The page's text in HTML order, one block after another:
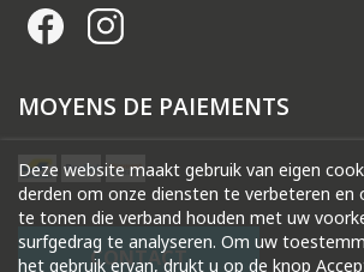
Deze website maakt gebruik van eigen
derden om onze diensten te verbeteren en
te tonen die verband houden met uw
surfgedrag te analyseren. Om uw
het gebruik ervan, drukt u op de knop
MOYENS DE PAIEMENTS
CONTACT